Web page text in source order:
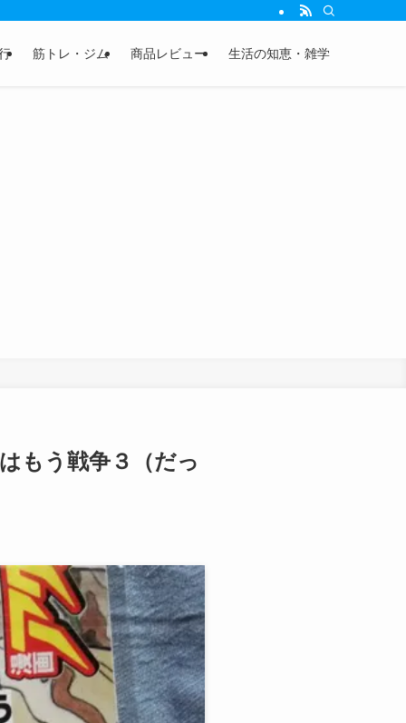
筋トレ・ジム 商品レビュー 生活の知恵・雑学
もう戦争３（だっ